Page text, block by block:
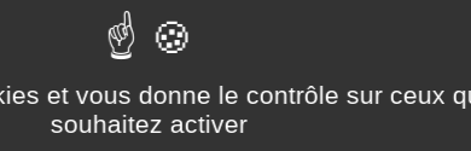
Traduit en anglais, italien, allemand et
et vous donne le contrôle sur ceux
souhaitez activer